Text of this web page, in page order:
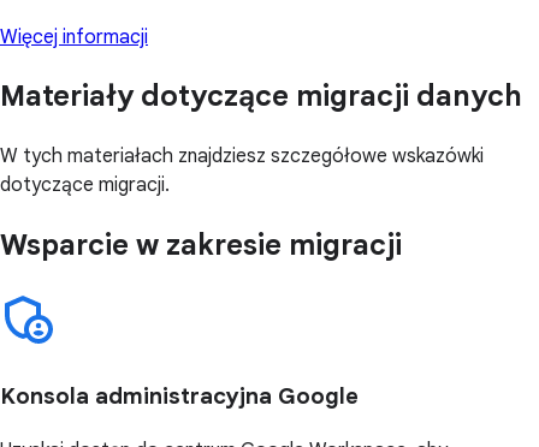
Więcej informacji
Materiały dotyczące migracji danych
W tych materiałach znajdziesz szczegółowe wskazówki
dotyczące migracji.
Wsparcie w zakresie migracji
Konsola administracyjna Google